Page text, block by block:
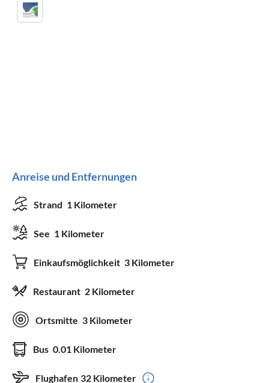
Anreise und Entfernungen
Strand 1 Kilometer
See 1 Kilometer
Einkaufsmöglichkeit 3 Kilometer
Restaurant 2 Kilometer
Ortsmitte 3 Kilometer
Bus 0.01 Kilometer
Flughafen 32 Kilometer